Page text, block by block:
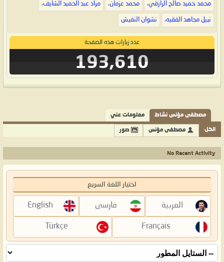
محمد حميد صالح الرازقي، محمد عزمان، مراد عبد الحميد الشايف،
نبيل مجاهد الفقيه، نشوان النفيش
عدد زيارات هذه الصفحة
193,610
مصطفى مؤنس نشاط معلومات عني
الكل مصطفى مؤنس صور
No Recent Activity
اختيار اللغة السريع
العربية فارسی English
Français
Türkçe